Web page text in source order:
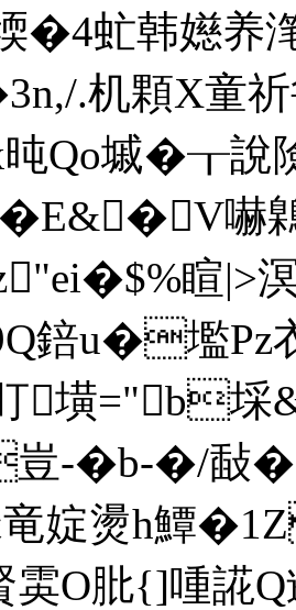
�4虻韩嬨养
.机顆X童
旽Qo墄�┰
睻|>
錇u�壏Pz
墴="b埰
-�b-�/敮�
婝燙h鱏
O肶{]喠誮Q